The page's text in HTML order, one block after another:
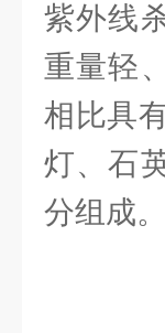
紫外线
重量轻
相比具
灯、石
分组成。
1